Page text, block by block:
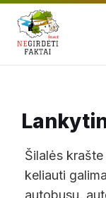
Šilalės
keliauti
autobusu,